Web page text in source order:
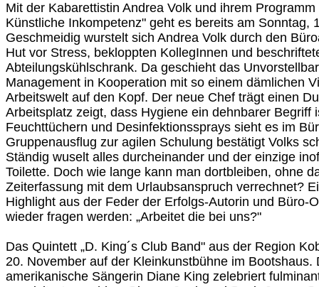
Mit der Kabarettistin Andrea Volk und ihrem
Künstliche Inkompetenz" geht es bereits am Sonntag,
Geschmeidig wurstelt sich Andrea Volk durch den
Hut vor Stress, bekloppten KollegInnen und
Abteilungskühlschrank. Da geschieht das
Management in Kooperation mit so einem dämlichen
Arbeitswelt auf den Kopf. Der neue Chef trägt einen
Arbeitsplatz zeigt, dass Hygiene ein dehnbarer Begriff
Feuchttüchern und Desinfektionssprays sieht es im
Gruppenausflug zur agilen Schulung bestätigt Volks
Ständig wuselt alles durcheinander und der einzige
Toilette. Doch wie lange kann man dortbleiben, ohne
Zeiterfassung mit dem Urlaubsanspruch verrechnet?
Highlight aus der Feder der Erfolgs-Autorin und Büro-
wieder fragen werden: „Arbeitet die bei uns?"
Das Quintett „D. King´s Club Band" aus der Region
20. November auf der Kleinkunstbühne im Bootshaus.
amerikanische Sängerin Diane King zelebriert